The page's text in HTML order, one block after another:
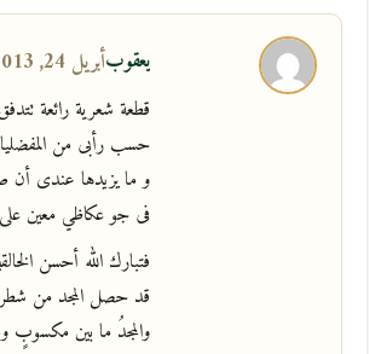
يعقوبأبريل 24, 2013 في 12:32 م
قطعة شعرية رائعة
حسب رأبى من
و ما يزيدها عندى أن
فى جو عكاظي معين على
فتبارك الله أحسن
قد حصل المجد من
والمجدُ ما بين مكسوبٍ